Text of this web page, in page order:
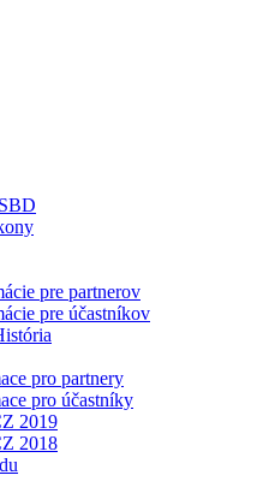
pre partnerov
pre účastníkov
pro partnery
pro účastníky
2019
2018